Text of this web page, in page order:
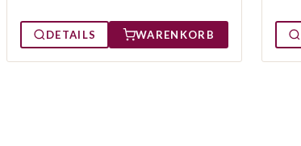
DETAILS WARENKORB